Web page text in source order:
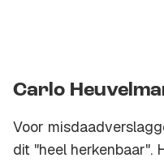
Carlo
Voor
dit "heel herkenbaar".